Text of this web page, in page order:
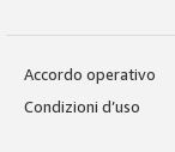
Accordo operativo
Condizioni d’uso